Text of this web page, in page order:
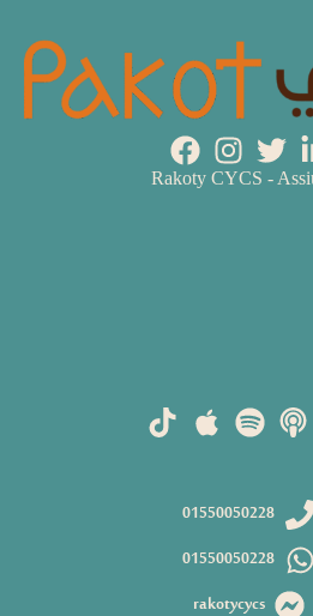
01550050228
01550050228
rakotycycs